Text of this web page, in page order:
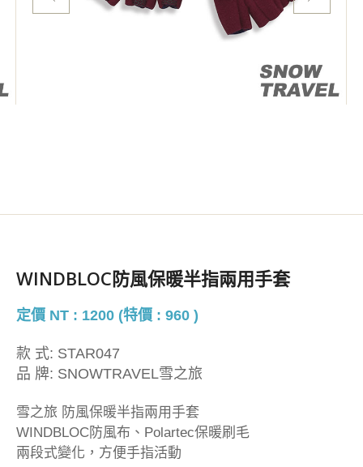
WINDBLOC防風保暖半指兩用手套
定價 NT : 1200 (特價 : 960 )
款 式: STAR047
品 牌: SNOWTRAVEL雪之旅
雪之旅 防風保暖半指兩用手套
WINDBLOC防風布、Polartec保暖刷毛
兩段式變化，方便手指活動